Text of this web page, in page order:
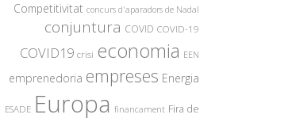
Competitivitat concurs d'aparadors de Nadal
conjuntura COVID COVID-19
COVID19 crisi economia EEN
emprenedoria empreses Energia
ESADE Europa financament Fira de